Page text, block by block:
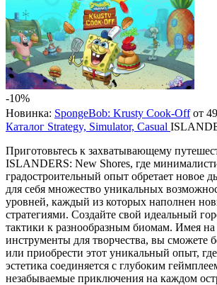
-10%
Новинка: SpongeBob: Krusty Cook-Offот
Каталог Strategy, Simulator, Casual
Приготовьтесь к захватывающему
ISLANDERS: New Shores, где
градостроительный опыт обретает новое
для себя множество уникальных
уровней, каждый из которых наполнен
стратегиями. Создайте свой идеальный
тактики к разнообразным биомам. Имея на
инструменты для творчества, вы сможете
или приобрести этот уникальный опыт,
эстетика соединяется с глубоким
незабываемые приключения на каждом